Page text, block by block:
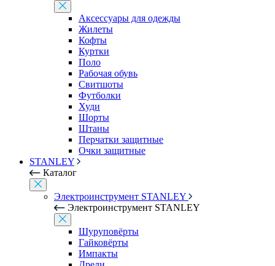
Аксессуары для одежды
Жилеты
Кофты
Куртки
Поло
Рабочая обувь
Свитшоты
Футболки
Худи
Шорты
Штаны
Перчатки защитные
Очки защитные
STANLEY
Каталог
Электроинструмент STANLEY
Электроинструмент STANLEY
Шуруповёрты
Гайковёрты
Импакты